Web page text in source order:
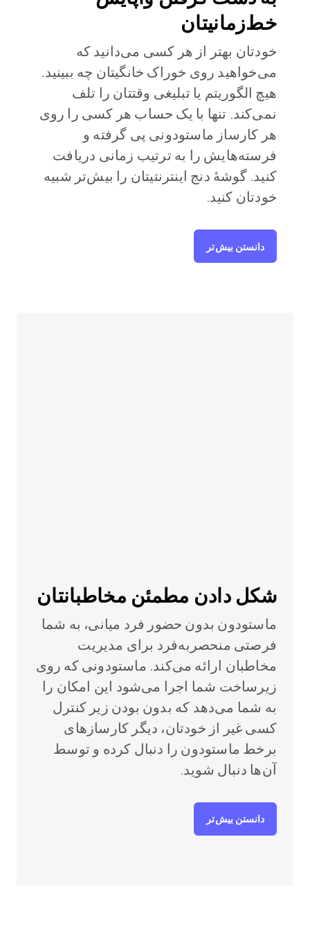
خط‌زمانیتان
خودتان بهتر از هر کسی می‌دانید که
می‌خواهید روی خوراک خانگیتان چه ببینید.
هیچ الگوریتم یا تبلیغی وقتتان را تلف
نمی‌کند. تنها با یک حساب هر کسی را روی
هر کارساز ماستودونی پی گرفته و
فرسته‌هایش را به ترتیب زمانی دریافت
کنید. گوشهٔ دنج اینترنتیتان را بیش‌تر شبیه
خودتان کنید.
دانستن بیش‌تر
شکل دادن مطمئن مخاطبانتان
ماستودون بدون حضور فرد میانی، به شما
فرصتی منحصربه‌فرد برای مدیریت
مخاطبان ارائه می‌کند. ماستودونی که روی
زیرساخت شما اجرا می‌شود این امکان را
به شما می‌دهد که بدون بودن زیر کنترل
کسی غیر از خودتان، دیگر کارسازهای
برخط ماستودون را دنبال کرده و توسط
آن‌ها دنبال شوید.
دانستن بیش‌تر